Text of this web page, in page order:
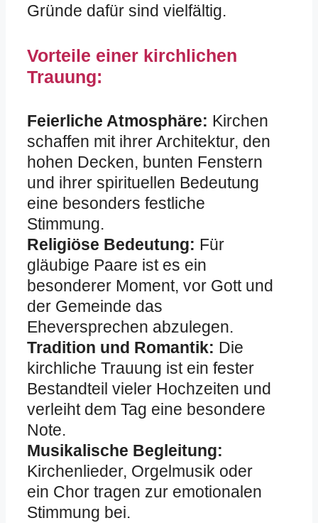
Gründe dafür sind vielfältig.
Vorteile einer kirchlichen
Trauung:
Feierliche Atmosphäre: Kirchen
schaffen mit ihrer Architektur, den
hohen Decken, bunten Fenstern
und ihrer spirituellen Bedeutung
eine besonders festliche
Stimmung.
Religiöse Bedeutung: Für
gläubige Paare ist es ein
besonderer Moment, vor Gott und
der Gemeinde das
Eheversprechen abzulegen.
Tradition und Romantik: Die
kirchliche Trauung ist ein fester
Bestandteil vieler Hochzeiten und
verleiht dem Tag eine besondere
Note.
Musikalische Begleitung:
Kirchenlieder, Orgelmusik oder
ein Chor tragen zur emotionalen
Stimmung bei.